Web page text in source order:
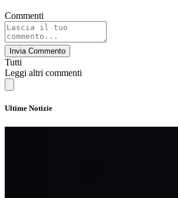
Commenti
Invia Commento
Tutti
Leggi altri commenti
Ultime Notizie